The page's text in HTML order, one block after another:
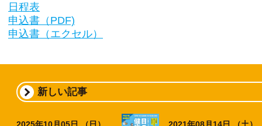
日程表
申込書（PDF)
申込書（エクセル）
新しい記事